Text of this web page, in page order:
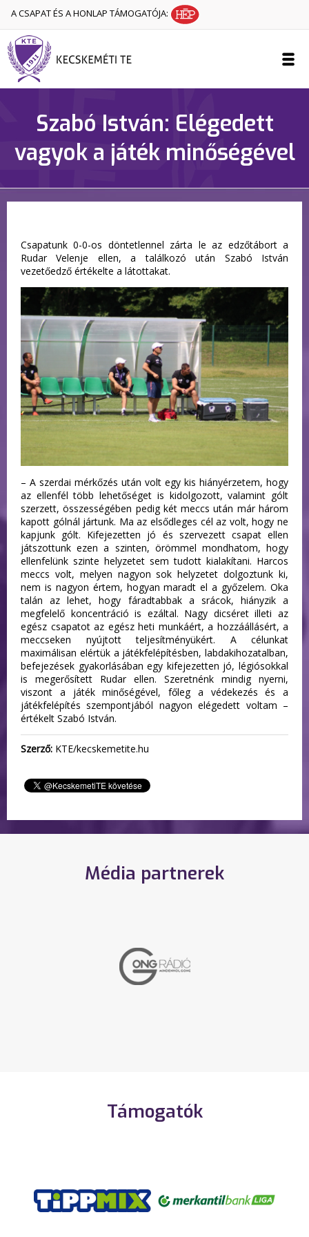
A CSAPAT ÉS A HONLAP TÁMOGATÓJA:
Szabó István: Elégedett
vagyok a játék minőségével
Csapatunk 0-0-os döntetlennel zárta le az edzőtábort a
Rudar Velenje ellen, a találkozó után Szabó István
vezetőedző értékelte a látottakat.
– A szerdai mérkőzés után volt egy kis hiányérzetem, hogy
az ellenfél több lehetőséget is kidolgozott, valamint gólt
szerzett, összességében pedig két meccs után már három
kapott gólnál jártunk. Ma az elsődleges cél az volt, hogy ne
kapjunk gólt. Kifejezetten jó és szervezett csapat ellen
játszottunk ezen a szinten, örömmel mondhatom, hogy
ellenfelünk szinte helyzetet sem tudott kialakítani. Harcos
meccs volt, melyen nagyon sok helyzetet dolgoztunk ki,
nem is nagyon értem, hogyan maradt el a győzelem. Oka
talán az lehet, hogy fáradtabbak a srácok, hiányzik a
megfelelő koncentráció is ezáltal. Nagy dicséret illeti az
egész csapatot az egész heti munkáért, a hozzáállásért, a
meccseken nyújtott teljesítményükért. A célunkat
maximálisan elértük a játékfelépítésben, labdakihozatalban,
befejezések gyakorlásában egy kifejezetten jó, légiósokkal
is megerősített Rudar ellen. Szeretnénk mindig nyerni,
viszont a játék minőségével, főleg a védekezés és a
játékfelépítés szempontjából nagyon elégedett voltam –
értékelt Szabó István.
Szerző: KTE/kecskemetite.hu
Média partnerek
Támogatók